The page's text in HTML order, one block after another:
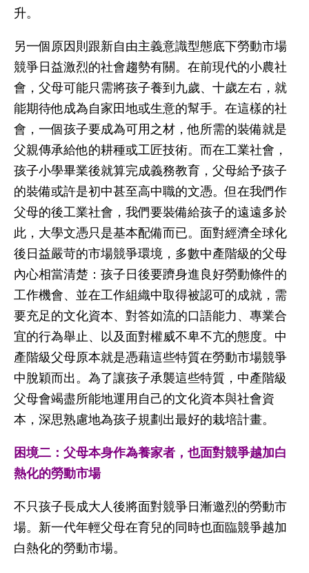
升。
另一個原因則跟新自由主義意識型態底下勞動市場
競爭日益激烈的社會趨勢有關。在前現代的小農社
會，父母可能只需將孩子養到九歲、十歲左右，就
能期待他成為自家田地或生意的幫手。在這樣的社
會，一個孩子要成為可用之材，他所需的裝備就是
父親傳承給他的耕種或工匠技術。而在工業社會，
孩子小學畢業後就算完成義務教育，父母給予孩子
的裝備或許是初中甚至高中職的文憑。但在我們作
父母的後工業社會，我們要裝備給孩子的遠遠多於
此，大學文憑只是基本配備而已。面對經濟全球化
後日益嚴苛的市場競爭環境，多數中產階級的父母
內心相當清楚：孩子日後要躋身進良好勞動條件的
工作機會、並在工作組織中取得被認可的成就，需
要充足的文化資本、對答如流的口語能力、專業合
宜的行為舉止、以及面對權威不卑不亢的態度。中
產階級父母原本就是憑藉這些特質在勞動市場競爭
中脫穎而出。為了讓孩子承襲這些特質，中產階級
父母會竭盡所能地運用自己的文化資本與社會資
本，深思熟慮地為孩子規劃出最好的栽培計畫。
困境二：父母本身作為養家者，也面對競爭越加白
熱化的勞動市場
不只孩子長成大人後將面對競爭日漸邀烈的勞動市
場。新一代年輕父母在育兒的同時也面臨競爭越加
白熱化的勞動市場。